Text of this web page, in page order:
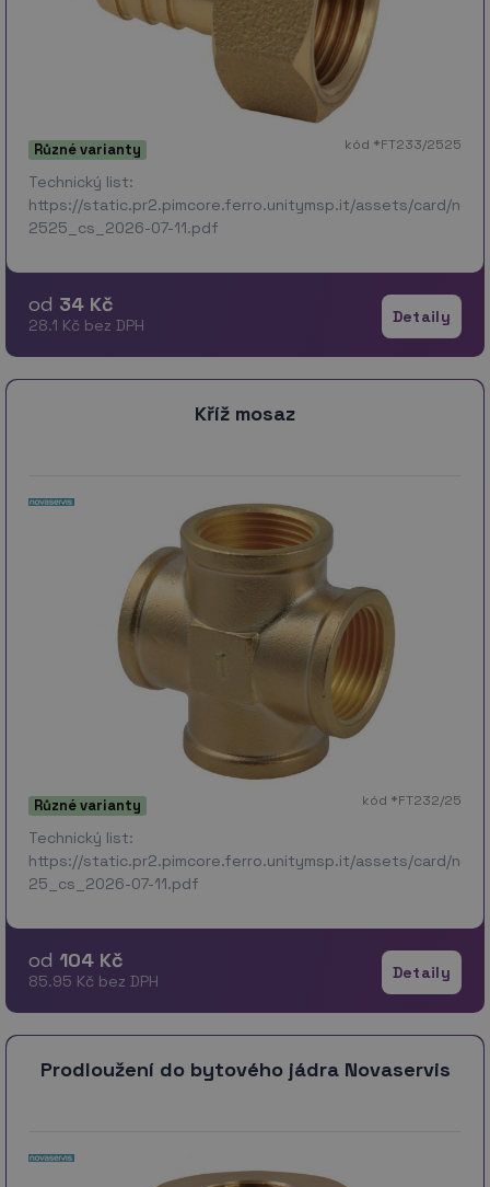
kód *FT233/2525
Různé varianty
Technický list:
https://static.pr2.pimcore.ferro.unitymsp.it/assets/card/
2525_cs_2026-07-11.pdf
Detaily
od 34 Kč
28.1 Kč bez DPH
Kříž mosaz
kód *FT232/25
Různé varianty
Technický list:
https://static.pr2.pimcore.ferro.unitymsp.it/assets/card/
25_cs_2026-07-11.pdf
Detaily
od 104 Kč
85.95 Kč bez DPH
Prodloužení do bytového jádra Novaservis